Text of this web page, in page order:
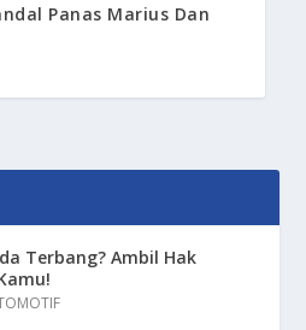
Panas Marius Dan
Terbang? Ambil Hak